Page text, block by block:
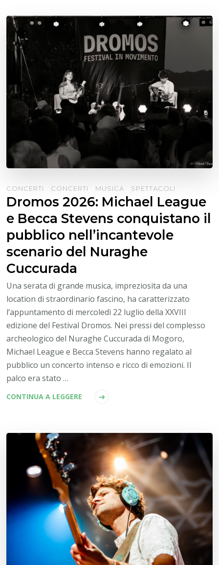
CONCERTI CONCERTI MUSICA SPETTACOLI
Dromos 2026: Michael League
e Becca Stevens conquistano il
pubblico nell’incantevole
scenario del Nuraghe
Cuccurada
Una serata di grande musica, impreziosita da una
location di straordinario fascino, ha caratterizzato
l’appuntamento di mercoledì 22 luglio della XXVIII
edizione del Festival Dromos. Nei pressi del complesso
archeologico del Nuraghe Cuccurada di Mogoro,
Michael League e Becca Stevens hanno regalato al
pubblico un concerto intenso e ricco di emozioni. Il
palco era stato …
CONTINUA A LEGGERE